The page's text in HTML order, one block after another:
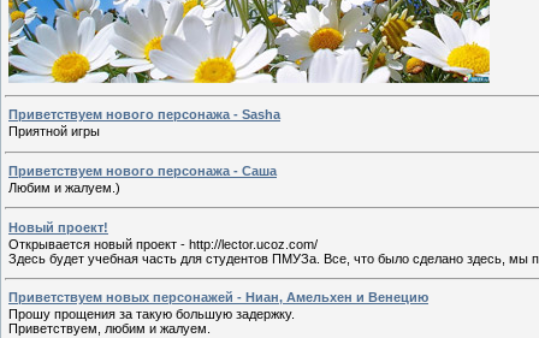
Приветствуем нового персонажа - Sasha
Приятной игры
Приветствуем нового персонажа - Саша
Любим и жалуем.)
Новый проект!
Открывается новый проект - http://lector.ucoz.com/
Здесь будет учебная часть для студентов ПМУЗа. Все, что было сделано здесь, мы
Приветствуем новых персонажей - Ниан, Амельхен и Венецию
Прошу прощения за такую большую задержку.
Приветствуем, любим и жалуем.